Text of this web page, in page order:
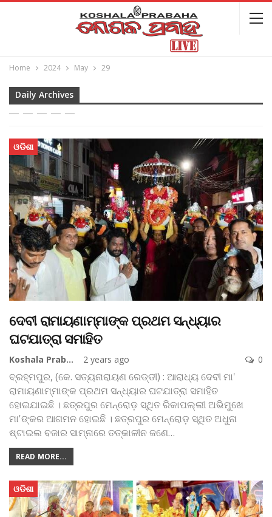
Home 2024 May 29
Daily Archives
ଓଡିଶା
ଦେବୀ ରାମାୟଣାମ୍ମାଙ୍କ ପ୍ରଥମ ସନ୍ଧ୍ୟାର
ଘଟଯାତ୍ରା ସମାହିତ
Koshala Prabaha 2 years ago 0
ବ୍ରହ୍ମପୁର, (କେ. ସତ୍ୟନାରାୟଣ ରେଡ୍ଡୀ) : ଆରାଧ୍ୟ ଦେବୀ ମା'
ରାମାୟଣାମ୍ମାଙ୍କ ପ୍ରଥମ ସନ୍ଧ୍ୟାର ଘଟଯାତ୍ରା ସମାହିତ
ହୋଇଯାଇଛି । ଛତ୍ରପୁର ମେନ୍‌ରୋଡ଼ ସ୍ଥିତ ରିକାପଲ୍ଲୀ ଅଭିମୁଖେ
ମା'ଙ୍କର ଆଗମନ ହୋଇଛି । ଛତ୍ରପୁର ମେନ୍‌ରୋଡ଼ ସ୍ଥିତ ଅଧୁନା
ଷ୍ଟାଇଲ ବଜାର ସାମ୍ନାରେ ତତ୍କାଳୀନ ଜଣେ…
READ MORE...
ଓଡିଶା